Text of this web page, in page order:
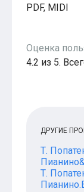
PDF, MIDI
Оценка
4.2 из 5.
ДРУГИЕ
Т.
Т.